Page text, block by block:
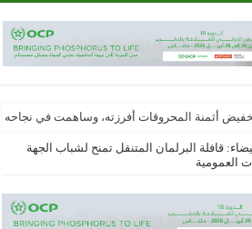
أثمنة المحروقات أفرزته، وساهمت في
قافلة البرلمان المتنقل تمنح لشباب الجهة
العمومية